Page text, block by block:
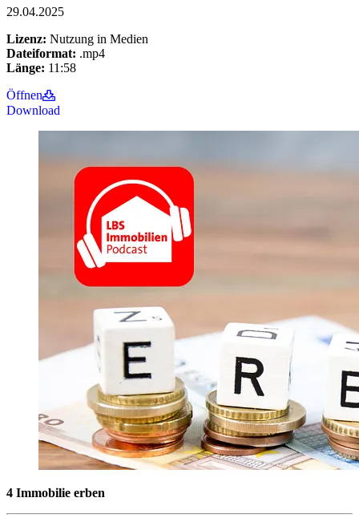
29.04.2025
Lizenz: Nutzung in Medien
Dateiformat: .mp4
Länge: 11:58
Öffnen
Download
4 Immobilie erben